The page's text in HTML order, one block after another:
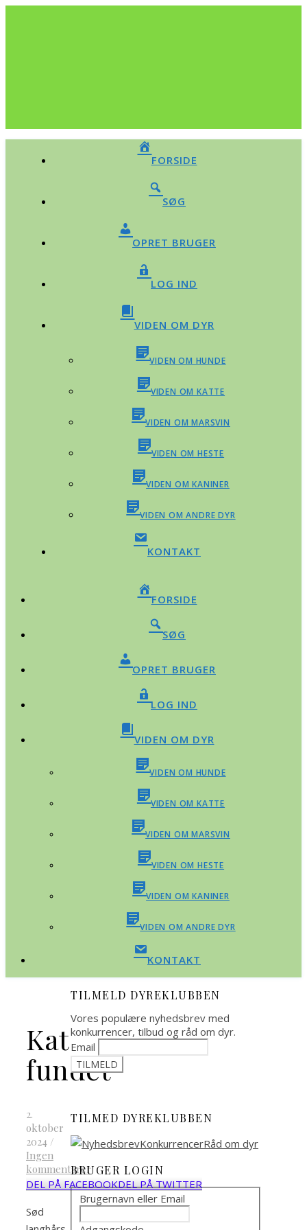
FORSIDE
SØG
OPRET BRUGER
LOG IND
VIDEN OM DYR
VIDEN OM HUNDE
VIDEN OM KATTE
VIDEN OM MARSVIN
VIDEN OM HESTE
VIDEN OM KANINER
VIDEN OM ANDRE DYR
KONTAKT
FORSIDE
SØG
OPRET BRUGER
LOG IND
VIDEN OM DYR
VIDEN OM HUNDE
VIDEN OM KATTE
VIDEN OM MARSVIN
VIDEN OM HESTE
VIDEN OM KANINER
VIDEN OM ANDRE DYR
KONTAKT
Kat
fundet
2.
oktober
2024 /
Ingen
kommentarer
DEL PÅ FACEBOOKDEL PÅ TWITTER
Sød
TILMELD DYREKLUBBEN
Vores populære nyhedsbrev med
konkurrencer, tilbud og råd om dyr.
Email
TILMED DYREKLUBBEN
BRUGER LOGIN
Brugernavn eller Email